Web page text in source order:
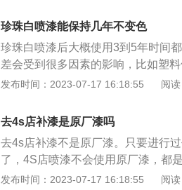
下跟其它部件也是相同的。4、干燥
别，这样很容易造成色母沉淀排序
在喷涂塑料件的时候，需要对金属
和维修店都做不到的，只能修复的
寿命不同：4S喷漆的寿命比较原厂
境、工人的技术水平，调漆看着简
加电脑分析调色，简单的人工添加
与原厂车漆吻合，但用肉眼基本看不
珍珠白喷漆能保持几年不变色
珍珠白喷漆后大概使用3到5年时间
差会受到很多因素的影响，比如塑
在喷漆的过程中，某个细节没有做
都不会变色。避免珍珠白补漆后出
件，在喷漆的过程中，需要严格遵
一旦遮盖程度不足，很容易引起色
色差。2、喷漆材料，如果车主没
准确，最终造成色差。3、喷涂配方
发布时间：2023-07-17 16:18:55 阅
去4s店补漆是原厂漆吗
去4s店补漆不是原厂漆。只要进行
了，4S店喷漆不会使用原厂漆，都
一部分是专业调漆店配送过来的，
发布时间：2023-07-17 16:18:55 阅